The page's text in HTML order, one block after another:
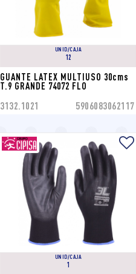
UNID/CAJA
12
GUANTE LATEX MULTIUSO 30cms
T.9 GRANDE 74072 FLO
3132.1021 5906083062117
UNID/CAJA
1